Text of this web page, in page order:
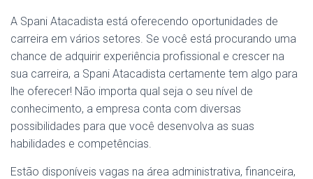
A Spani Atacadista está oferecendo oportunidades de
carreira em vários setores. Se você está procurando uma
chance de adquirir experiência profissional e crescer na
sua carreira, a Spani Atacadista certamente tem algo para
lhe oferecer! Não importa qual seja o seu nível de
conhecimento, a empresa conta com diversas
possibilidades para que você desenvolva as suas
habilidades e competências.
Estão disponíveis vagas na área administrativa, financeira,